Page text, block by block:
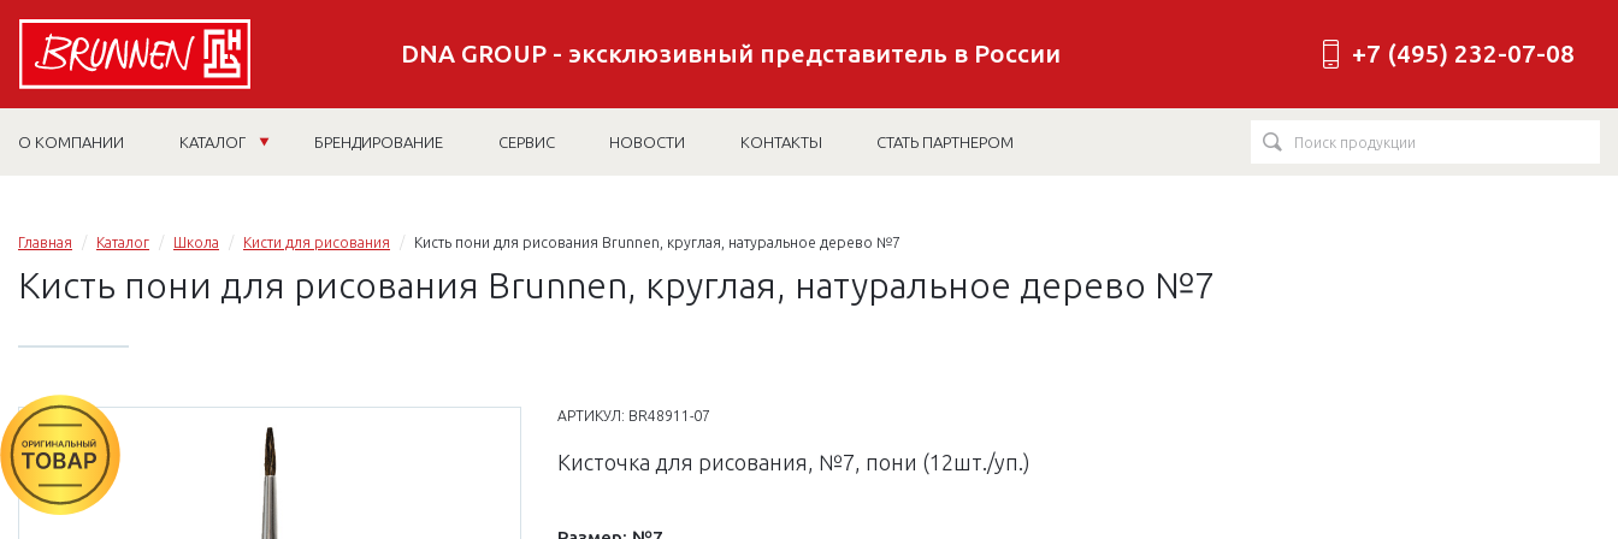
DNA GROUP - эксклюзивный представитель в России +7 (495) 232-07-08
О КОМПАНИИ КАТАЛОГ БРЕНДИРОВАНИЕ СЕРВИС НОВОСТИ КОНТАКТЫ СТАТЬ ПАРТНЕРОМ
Главная Каталог Школа Кисти для рисования Кисть пони для рисования Brunnen, круглая, натуральное дерево №7
Кисть пони для рисования Brunnen, круглая, натуральное дерево №7
АРТИКУЛ: BR48911-07
Кисточка для рисования, №7, пони (12шт./уп.)